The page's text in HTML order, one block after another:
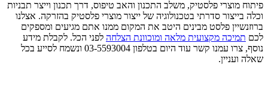
פיתוח מוצרי פלסטיק, משלב התכנון והאב טיפוס, דרך תכנון וייצר תבניות
וכלה בייצור סדרתי בטכנולוגיה של ייצור מוצרי פלסטיק בהזרקה. אצלנו
ברוזנשיין פלסט מבינים היטב את המקום ממנו אתם מגיעים ומספקים
לכם תמיכה מקצועית מלאה ומוכוונת הצלחה לפני הכל. לקבלת מידע
נוסף, צרו עמנו קשר עוד היום בטלפון 03-5593004 ונשמח לסייע בכל
שאלה ועניין.